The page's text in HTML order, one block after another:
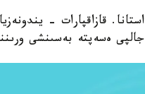
استانا. قازاقپارات -
جالپى ەسەپتە بەسىنشى ورىننان 11- ورىنعا سىرعىپ كەتتى، دەپ حابارلايدى قازاقپارات